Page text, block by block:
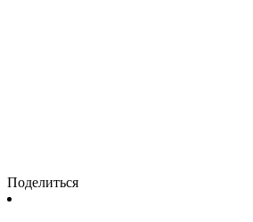
Поделиться